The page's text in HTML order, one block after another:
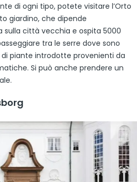
di ogni tipo, potete visitare l’Orto
giardino, che dipende
sulla città vecchia e ospita 5000
tra le serre dove sono
piante introdotte provenienti da
Si può anche prendere un